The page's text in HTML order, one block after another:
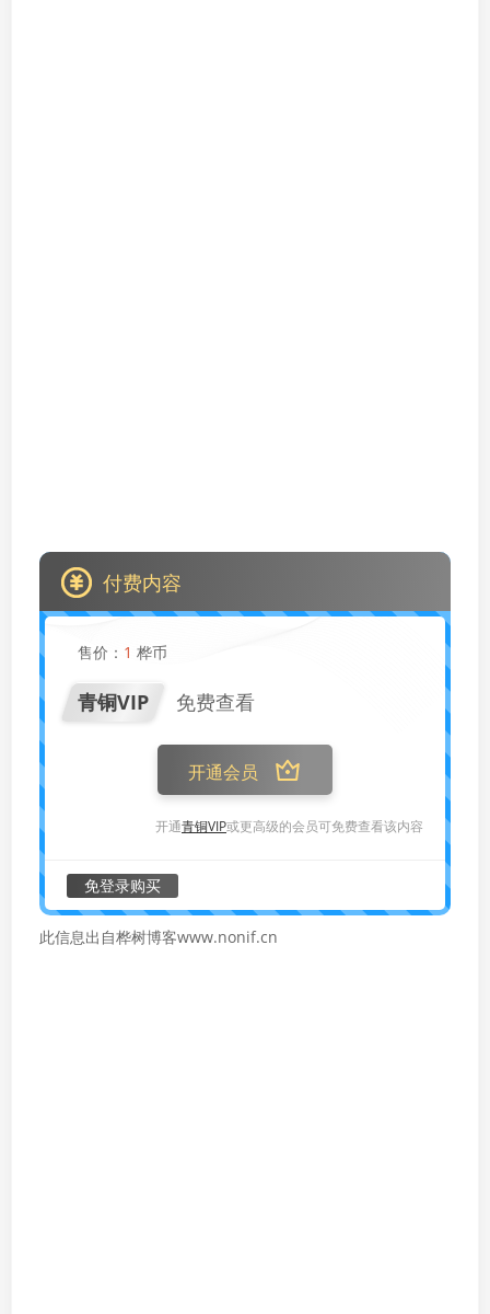
付费内容
售价： 1 桦币
青铜VIP 免费查看
开通会员
开通青铜VIP或更高级的会员可免费查看该内容
免登录购买
此信息出自桦树博客www.nonif.cn